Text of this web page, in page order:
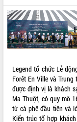
VIDEO
Trailer Lễ hội Sầu riêng
2026
Khám bệnh, cấp phát
và tặng quà người dân xã
Legend tổ chức Lễ
Forêt En Ville và Trung
được định vị là khách
Ma Thuột, có quy mô
từ cà phê đầu tiên và
Kiến trúc tổ hợp